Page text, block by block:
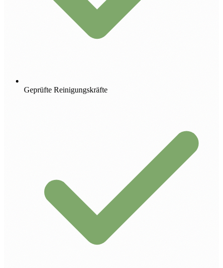
Geprüfte Reinigungskräfte